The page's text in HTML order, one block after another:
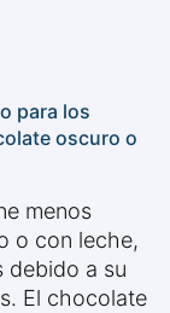
para los
oscuro o
menos
o con leche,
debido a su
El chocolate